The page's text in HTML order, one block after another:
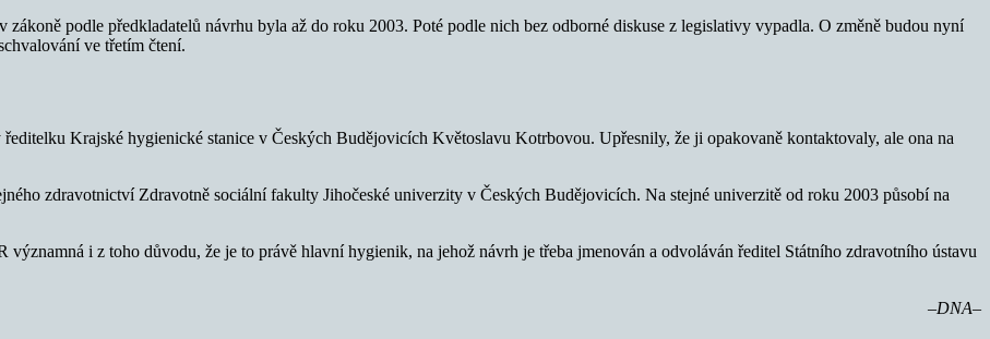
podle předkladatelů návrhu byla až do roku 2003. Poté podle nich bez odborné diskuse z legislativy vypadla. O změně budou nyní
ve třetím čtení.
Krajské hygienické stanice v Českých Budějovicích Květoslavu Kotrbovou. Upřesnily, že ji opakovaně kontaktovaly, ale ona na
zdravotnictví Zdravotně sociální fakulty Jihočeské univerzity v Českých Budějovicích. Na stejné univerzitě od roku 2003 působí na
i z toho důvodu, že je to právě hlavní hygienik, na jehož návrh je třeba jmenován a odvoláván ředitel Státního zdravotního ústavu
–DNA–